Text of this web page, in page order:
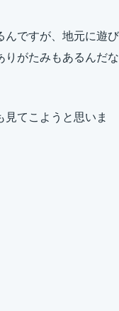
んですが、地元に遊び
りがたみもあるんだな
てこようと思いま